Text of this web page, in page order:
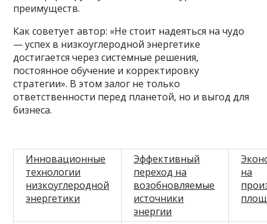
преимуществ.
Как советует автор: «Не стоит надеяться на чудо
— успех в низкоуглеродной энергетике
достигается через системные решения,
постоянное обучение и корректировку
стратегии». В этом залог не только
ответственности перед планетой, но и выгод для
бизнеса.
Инновационные
технологии
низкоуглеродной
энергетики
Эффективный
переход на
возобновляемые
источники
энергии
на